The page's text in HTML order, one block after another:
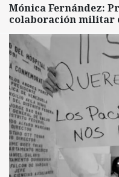
Mónica Fernández:
colaboración militar